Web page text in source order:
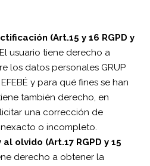
(Art.15 y 16 RGPD y
El usuario tiene derecho a
los datos personales GRUP
EFEBÉ y para qué fines se han
también derecho, en
una corrección de
o incompleto.
olvido (Art.17 RGPD y 15
derecho a obtener la